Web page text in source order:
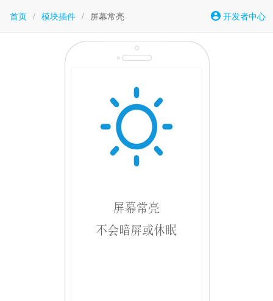
首页 / 模块插件 / 屏幕常亮 开发者中心